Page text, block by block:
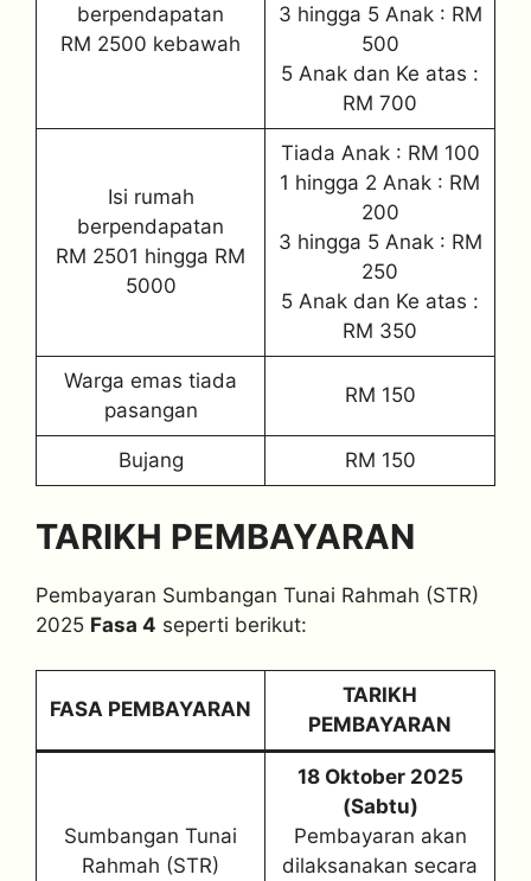
berpendapatan
RM 2500 kebawah
3 hingga 5 Anak : RM
500
5 Anak dan Ke atas :
RM 700
Isi rumah
berpendapatan
RM 2501 hingga RM
5000
Tiada Anak : RM 100
1 hingga 2 Anak : RM
200
3 hingga 5 Anak : RM
250
5 Anak dan Ke atas :
RM 350
Warga emas tiada
pasangan
RM 150
Bujang RM 150
TARIKH PEMBAYARAN
Pembayaran Sumbangan Tunai Rahmah (STR)
2025 Fasa 4 seperti berikut:
FASA PEMBAYARAN
TARIKH
PEMBAYARAN
Sumbangan Tunai
Rahmah (STR)
18 Oktober 2025
(Sabtu)
Pembayaran akan
dilaksanakan secara